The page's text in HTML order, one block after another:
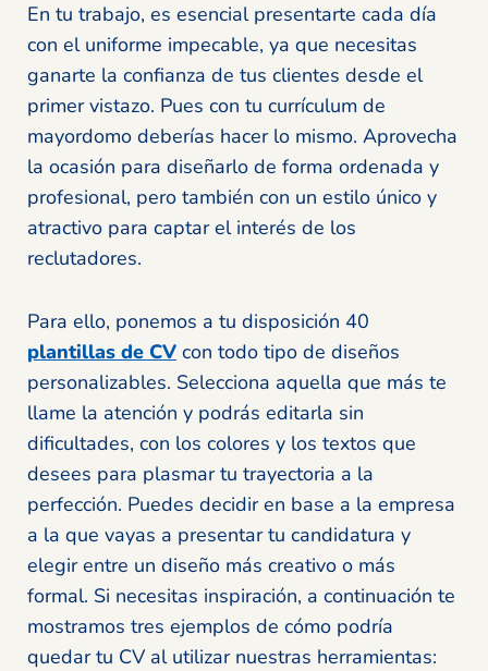
En tu trabajo, es esencial presentarte cada día
con el uniforme impecable, ya que necesitas
ganarte la confianza de tus clientes desde el
primer vistazo. Pues con tu currículum de
mayordomo deberías hacer lo mismo. Aprovecha
la ocasión para diseñarlo de forma ordenada y
profesional, pero también con un estilo único y
atractivo para captar el interés de los
reclutadores.
Para ello, ponemos a tu disposición 40
plantillas de CV con todo tipo de diseños
personalizables. Selecciona aquella que más te
llame la atención y podrás editarla sin
dificultades, con los colores y los textos que
desees para plasmar tu trayectoria a la
perfección. Puedes decidir en base a la empresa
a la que vayas a presentar tu candidatura y
elegir entre un diseño más creativo o más
formal. Si necesitas inspiración, a continuación te
mostramos tres ejemplos de cómo podría
quedar tu CV al utilizar nuestras herramientas: